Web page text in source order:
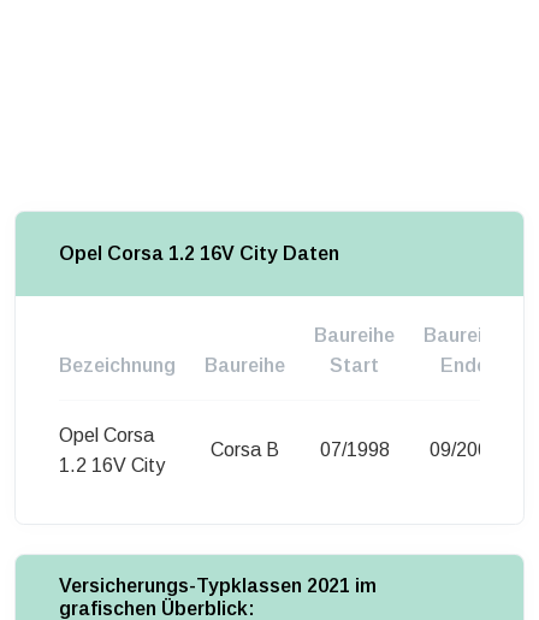
Opel Corsa 1.2 16V City Daten
Bezeichnung Baureihe
Baureihe
Start
Baureihe
Ende
Opel Corsa
1.2 16V City
Corsa B 07/1998 09/2000
Versicherungs-Typklassen 2021 im
grafischen Überblick: